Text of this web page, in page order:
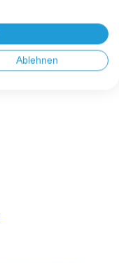
Ablehnen